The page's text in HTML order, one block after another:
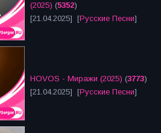
(2025) (5352)
[21.04.2025] [Русские Песни]
HOVOS - Миражи (2025) (3773)
[21.04.2025] [Русские Песни]